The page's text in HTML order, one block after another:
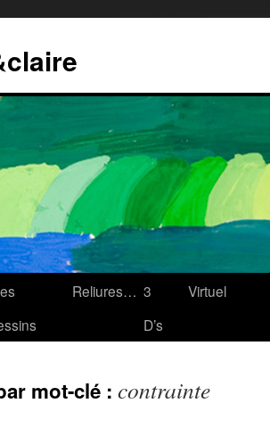
Reliures… 3
D’s
Virtuel
mot-clé : contrainte